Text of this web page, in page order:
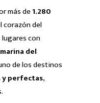
más de1.280
corazón del
lugares con
del
de los destinos
y perfectas,